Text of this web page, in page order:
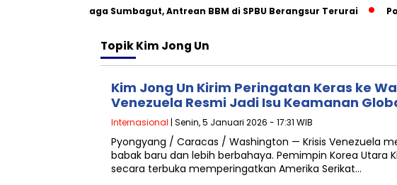
Patra Niaga Sumbagut, Antrean BBM di SPBU Berangsur Terurai
TopikKim Jong Un
Kim Jong Un Kirim Peringatan Keras ke
Venezuela Resmi Jadi Isu Keamanan
Internasional | Senin, 5 Januari 2026 - 17:31 WIB
Pyongyang / Caracas / Washington — Krisis Venezuela
babak baru dan lebih berbahaya. Pemimpin Korea Utara
secara terbuka memperingatkan Amerika Serikat…